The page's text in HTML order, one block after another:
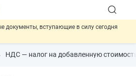
документы, вступающие в силу сегодня
продажи опасных товаров через
НДС — налог на добавленную